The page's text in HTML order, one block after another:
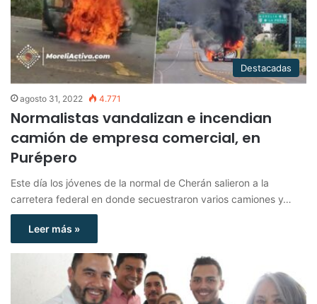
Destacadas
agosto 31, 2022 4.771
Normalistas vandalizan e incendian
camión de empresa comercial, en
Purépero
Este día los jóvenes de la normal de Cherán salieron a la
carretera federal en donde secuestraron varios camiones y…
Leer más »